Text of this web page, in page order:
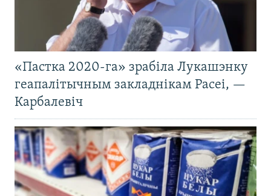
«Пастка 2020-га» зрабіла Лукашэнку
геапалітычным закладнікам Расеі, —
Карбалевіч